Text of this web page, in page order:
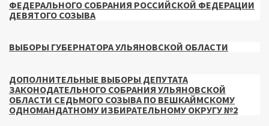
ФЕДЕРАЛЬНОГО СОБРАНИЯ РОССИЙСКОЙ ФЕДЕРАЦИИ
ДЕВЯТОГО СОЗЫВА
ВЫБОРЫ ГУБЕРНАТОРА УЛЬЯНОВСКОЙ ОБЛАСТИ
ДОПОЛНИТЕЛЬНЫЕ ВЫБОРЫ ДЕПУТАТА
ЗАКОНОДАТЕЛЬНОГО СОБРАНИЯ УЛЬЯНОВСКОЙ
ОБЛАСТИ СЕДЬМОГО СОЗЫВА ПО ВЕШКАЙМСКОМУ
ОДНОМАНДАТНОМУ ИЗБИРАТЕЛЬНОМУ ОКРУГУ №2